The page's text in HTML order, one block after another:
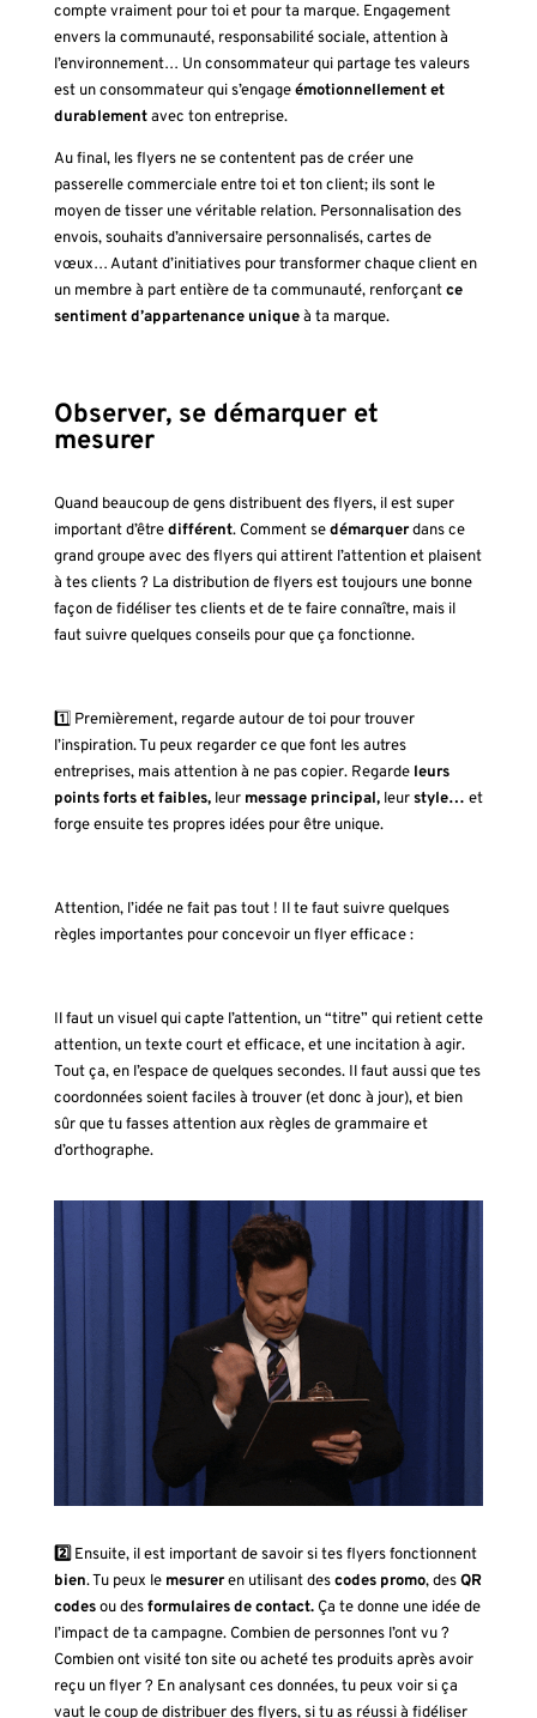
compte vraiment pour toi et pour ta marque. Engagement
envers la communauté, responsabilité sociale, attention à
l’environnement… Un consommateur qui partage tes valeurs
est un consommateur qui s’engageémotionnellement et
durablementavec ton entreprise.
Au final, les flyers ne se contentent pas de créer une
passerelle commerciale entre toi et ton client; ils sont le
moyen de tisser une véritable relation. Personnalisation des
envois, souhaits d’anniversaire personnalisés, cartes de
vœux… Autant d’initiatives pour transformer chaque client en
un membre à part entière de ta communauté, renforçantce
sentiment d’appartenance uniqueà ta marque.
Observer, se démarquer et
mesurer
Quand beaucoup de gens distribuent des flyers, il est super
important d’êtredifférent. Comment sedémarquerdans ce
grand groupe avec des flyers qui attirent l’attention et plaisent
à tes clients ? La distribution de flyers est toujours une bonne
façon de fidéliser tes clients et de te faire connaître, mais il
faut suivre quelques conseils pour que ça fonctionne.
1️⃣ Premièrement, regarde autour de toi pour trouver
l’inspiration. Tu peux regarder ce que font les autres
entreprises, mais attention à ne pas copier. Regarde leurs
points forts et faibles,leur message principal,leurstyle… et
forge ensuite tes propres idées pour être unique.
Attention, l’idée ne fait pas tout ! Il te faut suivre quelques
règles importantes pour concevoir un flyer efficace :
Il faut un visuel qui capte l’attention, un “titre” qui retient cette
attention, un texte court et efficace, et une incitation à agir.
Tout ça, en l’espace de quelques secondes. Il faut aussi que tes
coordonnées soient faciles à trouver (et donc à jour), et bien
sûr que tu fasses attention aux règles de grammaire et
d’orthographe.
2️⃣Ensuite, il est important de savoir si tes flyers fonctionnent
bien. Tu peux lemesureren utilisant descodes promo, desQR
codesou desformulaires de contact. Ça te donne une idée de
l’impact de ta campagne. Combien de personnes l’ont vu ?
Combien ont visité ton site ou acheté tes produits après avoir
reçu un flyer ? En analysant ces données, tu peux voir si ça
vaut le coup de distribuer des flyers, si tu as réussi à fidéliser